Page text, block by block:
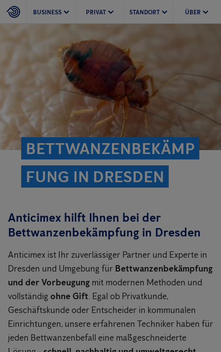
BUSINESS PRIVAT STANDORT ÜBER
BETTWANZENBEKÄMP
FUNG IN DRESDEN
Anticimex hilft Ihnen bei der
Bettwanzenbekämpfung in Dresden
Anticimex ist Ihr zuverlässiger Partner und Experte in
Dresden und Umgebung für Bettwanzenbekämpfung
und der Vorbeugung mit modernen Methoden und
vollständig ohne Gift. Egal ob Privatkunde,
Geschäftskunde oder Entscheider in kommunalen
Einrichtungen, unsere erfahrenen Techniker haben für
jeden Bettwanzenbefall eine maßgeschneiderte